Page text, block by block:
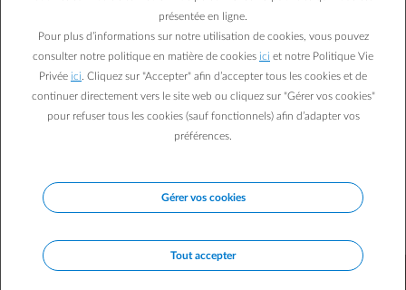
Marketing expert Energy Efficiency
22/11/2022·1 min
Hausse des prix oblige, l’heure est aux bons plans pour
vous rendre service, certaines fausses bonnes idées
peuvent au contraire alourdir votre facture d’énergie. On
présentée en ligne.
Pour plus d’informations sur notre utilisation de cookies, vous pouvez
consulter notre politique en matière de cookies ici et notre Politique Vie
Privée ici . Cliquez sur "Accepter" afin d’accepter tous les cookies et de
continuer directement vers le site web ou cliquez sur "Gérer vos cookies"
pour refuser tous les cookies (sauf fonctionnels) afin d’adapter vos
préférences.
Gérer vos cookies
Tout accepter